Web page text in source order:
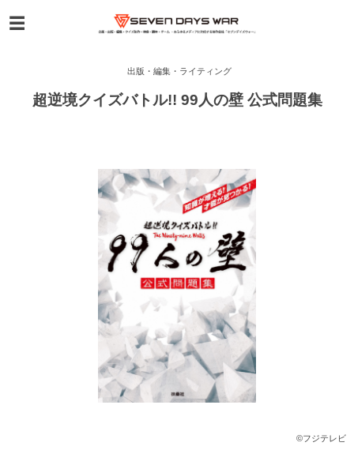
出版・編集・ライティング
超逆境クイズバトル!! 99人の壁 公式問題集
©フジテレビ